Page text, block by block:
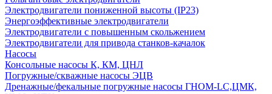
Электродвигатели пониженной высоты (IP23)
Энергоэффективные электродвигатели
Электродвигатели с повышенным скольжением
Электродвигатели для привода станков-качалок
Насосы
Консольные насосы К, КМ, ЦНЛ
Погружные/скважные насосы ЭЦВ
Дренажные/фекальные погружные насосы ГНОМ-LC,ЦМК,